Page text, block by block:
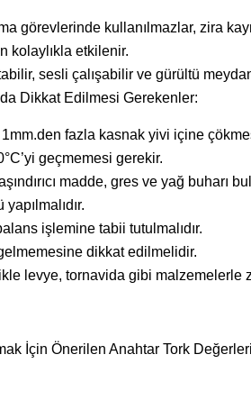
görevlerinde kullanılmazlar, zira
kolaylıkla etkilenir.
sesli çalışabilir ve gürültü
Dikkat Edilmesi Gerekenler:
1mm.den fazla kasnak yivi içine
geçmemesi gerekir.
madde, gres ve yağ buharı
işlemine tabii tutulmalıdır.
dikkat edilmelidir.
levye, tornavida gibi malzemelerle
İçin Önerilen Anahtar Tork Değerleri